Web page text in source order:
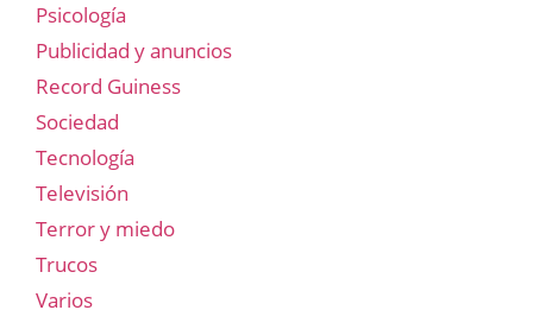
Psicología
Publicidad y anuncios
Record Guiness
Sociedad
Tecnología
Televisión
Terror y miedo
Trucos
Varios